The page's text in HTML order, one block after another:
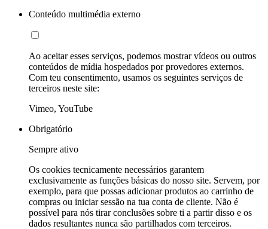
Conteúdo multimédia externo
Ao aceitar esses serviços, podemos mostrar vídeos ou outros
conteúdos de mídia hospedados por provedores externos.
Com teu consentimento, usamos os seguintes serviços de
terceiros neste site:
Vimeo, YouTube
Obrigatório
Sempre ativo
Os cookies tecnicamente necessários garantem
exclusivamente as funções básicas do nosso site. Servem, por
exemplo, para que possas adicionar produtos ao carrinho de
compras ou iniciar sessão na tua conta de cliente. Não é
possível para nós tirar conclusões sobre ti a partir disso e os
dados resultantes nunca são partilhados com terceiros.